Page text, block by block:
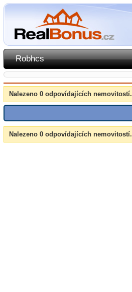
Robhcs
Nalezeno 0 odpovídajících nemovitostí.
Nalezeno 0 odpovídajících nemovitostí.